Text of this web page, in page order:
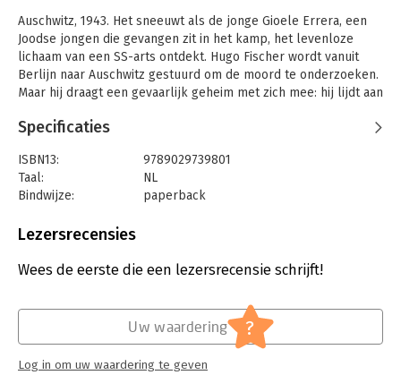
Auschwitz, 1943. Het sneeuwt als de jonge Gioele Errera, een
Joodse jongen die gevangen zit in het kamp, het levenloze
lichaam van een SS-arts ontdekt. Hugo Fischer wordt vanuit
Berlijn naar Auschwitz gestuurd om de moord te onderzoeken.
Maar hij draagt een gevaarlijk geheim met zich mee: hij lijdt aan
absolute loyaliteit aan het regime.
In de dagen die volgen, ontrafelt Hugo met hulp van Gioele en
een dappere verpleegster niet alleen een complexe
moordzaak, maar ook een geheim verzet dat actief is binnen
de medische experimenten en het systeem dat hij tot dan toe
'As in de sneeuw' van Oriana Ramunno is geïnspireerd op het
concentratiekamp Flossenbürg. Een indringende thriller over
menselijkheid in tijden van onmenselijkheid – en de prijs van
Specificaties
ISBN13:
9789029739801
Taal:
NL
Bindwijze:
paperback
Uitgever:
Verschijningsdatum:
13-11-2025
Literatuur en romans
Hugo Fischer
Lezersrecensies
Wees de eerste die een lezersrecensie schrijft!
Uw waardering ?
Log in om uw waardering te geven